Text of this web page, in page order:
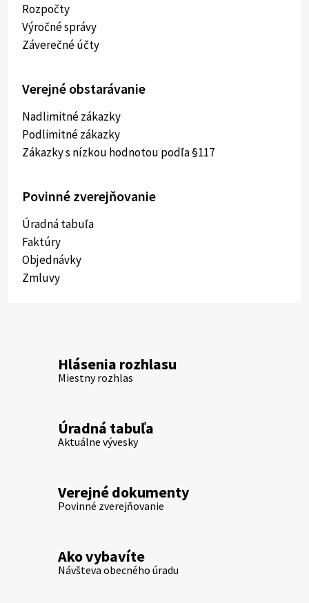
Rozpočty
Výročné správy
Záverečné účty
Verejné obstarávanie
Nadlimitné zákazky
Podlimitné zákazky
Zákazky s nízkou hodnotou podľa §117
Povinné zverejňovanie
Úradná tabuľa
Faktúry
Objednávky
Zmluvy
Hlásenia rozhlasu
Miestny rozhlas
Úradná tabuľa
Aktuálne vývesky
Verejné dokumenty
Povinné zverejňovanie
Ako vybavíte
Návšteva obecného úradu